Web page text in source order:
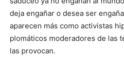
deja engañar o desea ser
aparecen más como activistas
plomáticos moderadores de las
las provo­can.